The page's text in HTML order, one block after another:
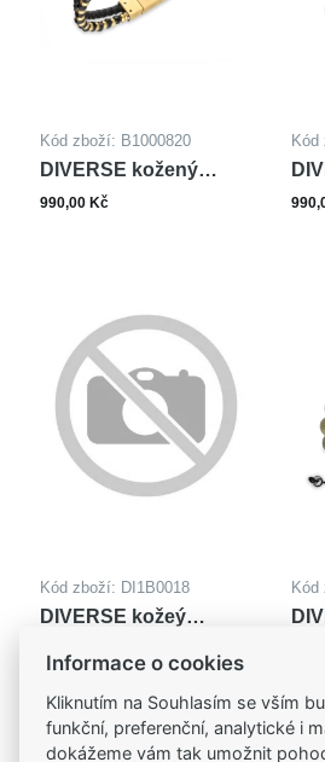
Kód zboží: B1000820
DIVERSE kožený
náramek z oceli s
990,00 Kč
Kód
Kód zboží: DI1B0018
DIVERSE kožeý
kameny
Kód
Informace o cookies
Kliknutím na Souhlasím se vším
funkční, preferenční, analytické i
dokážeme vám tak umožnit